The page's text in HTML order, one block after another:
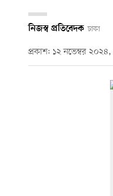
নিজস্ব প্রতিবেদক ঢাকা
প্রকাশ: ১২ নভেম্বর